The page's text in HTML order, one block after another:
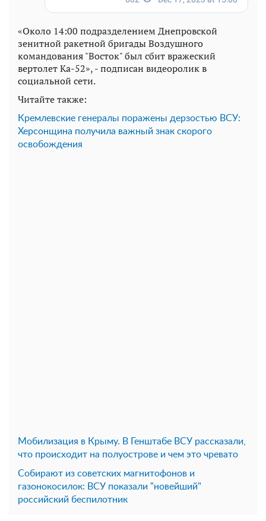
«Около 14:00 подразделением Днепровской
зенитной ракетной бригады Воздушного
командования "Восток" был сбит вражеский
вертолет Ка-52», - подписан видеоролик в
социальной сети.
Читайте также:
Кремлевские генералы поражены дерзостью ВСУ:
Херсонщина получила важный знак скорого
освобождения
Мобилизация в Крыму. В Генштабе ВСУ рассказали,
что происходит на полуострове и чем это чревато
Собирают из советских магнитофонов и
газонокосилок: ВСУ показали "новейший"
российский беспилотник